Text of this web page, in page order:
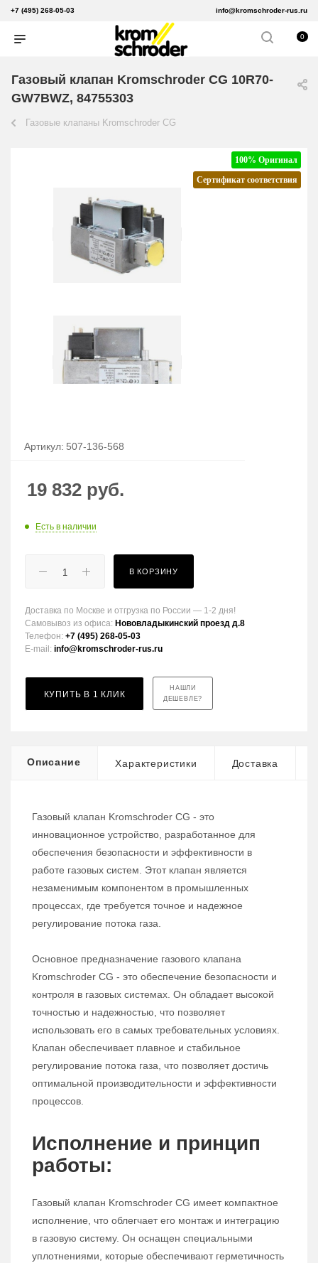
+7 (495) 268-05-03 info@kromschroder-rus.ru
0
Газовый клапан Kromschroder CG 10R70-
GW7BWZ, 84755303
Газовые клапаны Kromschroder CG
100% Оригинал
Сертификат соответствия
Артикул: 507-136-568
19 832 руб.
Есть в наличии
В КОРЗИНУ
Доставка по Москве и отгрузка по России — 1-2 дня!
Самовывоз из офиса: Нововладыкинский проезд д.8
Телефон: +7 (495) 268-05-03
E-mail: info@kromschroder-rus.ru
КУПИТЬ В 1 КЛИК
НАШЛИ
ДЕШЕВЛЕ?
Описание Характеристики Доставка
Газовый клапан Kromschroder CG - это
инновационное устройство, разработанное для
обеспечения безопасности и эффективности в
работе газовых систем. Этот клапан является
незаменимым компонентом в промышленных
процессах, где требуется точное и надежное
регулирование потока газа.
Основное предназначение газового клапана
Kromschroder CG - это обеспечение безопасности и
контроля в газовых системах. Он обладает высокой
точностью и надежностью, что позволяет
использовать его в самых требовательных условиях.
Клапан обеспечивает плавное и стабильное
регулирование потока газа, что позволяет достичь
оптимальной производительности и эффективности
процессов.
Исполнение и принцип
работы:
Газовый клапан Kromschroder CG имеет компактное
исполнение, что облегчает его монтаж и интеграцию
в газовую систему. Он оснащен специальными
уплотнениями, которые обеспечивают герметичность